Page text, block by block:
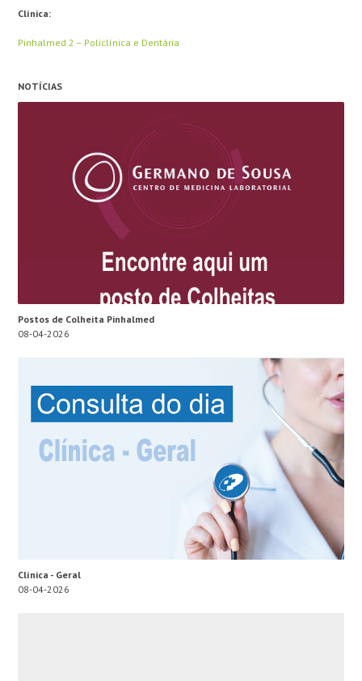
Clínica:
Pinhalmed 2 – Policlínica e Dentária
NOTÍCIAS
Postos de Colheita Pinhalmed
08-04-2026
Clínica - Geral
08-04-2026